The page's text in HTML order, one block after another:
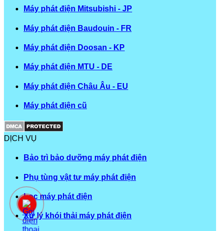
Máy phát điện Mitsubishi - JP
Máy phát điện Baudouin - FR
Máy phát điện Doosan - KP
Máy phát điện MTU - DE
Máy phát điện Châu Âu - EU
Máy phát điện cũ
DỊCH VỤ
Bảo trì bảo dưỡng máy phát điện
Phụ tùng vật tư máy phát điện
Lọc máy phát điện
Xử lý khói thải máy phát điện